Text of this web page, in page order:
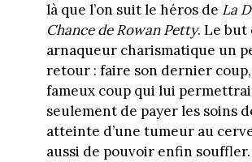
là que l’on suit le héros de La
Chance de Rowan Petty. Le but
arnaqueur charismatique un
retour : faire son dernier
fameux coup qui lui
seulement de payer les soins
atteinte d’une tumeur au
aussi de pouvoir enfin